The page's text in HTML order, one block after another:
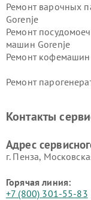
Ремонт варочных
Gorenje
Ремонт
машин Gorenje
Ремонт кофемашин
Ремонт
Контакты
Адрес
г. Пенза,
Горячая линия:
+7 (800) 301-55-83